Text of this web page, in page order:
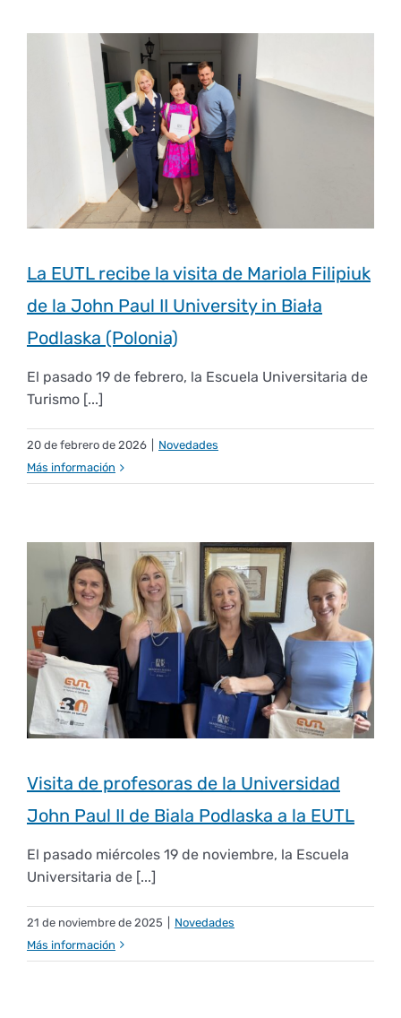
Representantes
La EUTL recibe la visita de Mariola Filipiuk
de la John Paul II University in Biała
Podlaska (Polonia)
El pasado 19 de febrero, la Escuela Universitaria de
Turismo [...]
20 de febrero de 2026
Novedades
Más información
Visita de profesoras de la Universidad
John Paul II de Biala Podlaska a la EUTL
El pasado miércoles 19 de noviembre, la Escuela
Universitaria de [...]
21 de noviembre de 2025
Novedades
Más información